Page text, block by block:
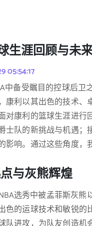
生涯回顾与未
05:54:17
中备受瞩目的控球后
康利以其出色的技术
对康利的篮球生涯进
士队的新挑战与机遇
影响。通过这些角度
与灰熊辉煌
选秀中被孟菲斯灰
色的运球技术和敏锐